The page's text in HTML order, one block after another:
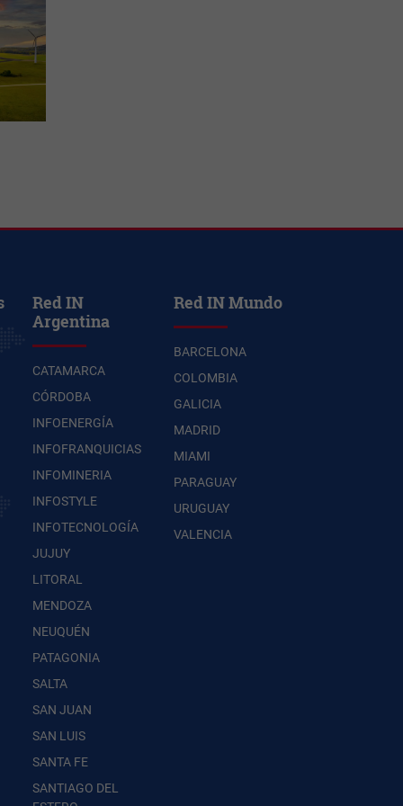
Red IN
Argentina
CATAMARCA
CÓRDOBA
INFOENERGÍA
INFOFRANQUICIAS
INFOMINERIA
INFOSTYLE
INFOTECNOLOGÍA
JUJUY
LITORAL
MENDOZA
NEUQUÉN
PATAGONIA
SALTA
SAN JUAN
SAN LUIS
SANTA FE
SANTIAGO DEL
Red IN Mundo
BARCELONA
COLOMBIA
GALICIA
MADRID
MIAMI
PARAGUAY
URUGUAY
VALENCIA